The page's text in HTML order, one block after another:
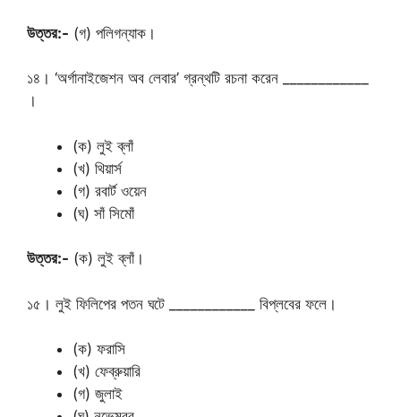
উত্তর:- (গ) পলিগন্যাক।
১৪। ‘অর্গানাইজেশন অব লেবার’ গ্রন্থটি রচনা করেন ____________
।
(ক) লুই ব্লাঁ
(খ) থিয়ার্স
(গ) রবার্ট ওয়েন
(ঘ) সাঁ সিমোঁ
উত্তর:- (ক) লুই ব্লাঁ।
১৫। লুই ফিলিপের পতন ঘটে ____________ বিপ্লবের ফলে।
(ক) ফরাসি
(খ) ফেব্রুয়ারি
(গ) জুলাই